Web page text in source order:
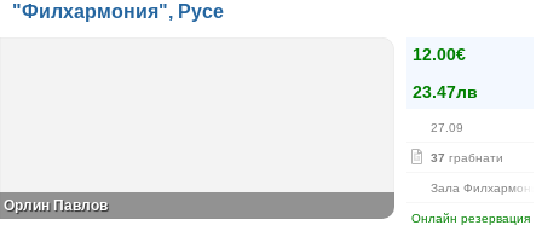
"Филхармония", Русе
12.00€
23.47лв
27.09
37 грабнати
Зала
Онлайн резервация
Орлин Павлов